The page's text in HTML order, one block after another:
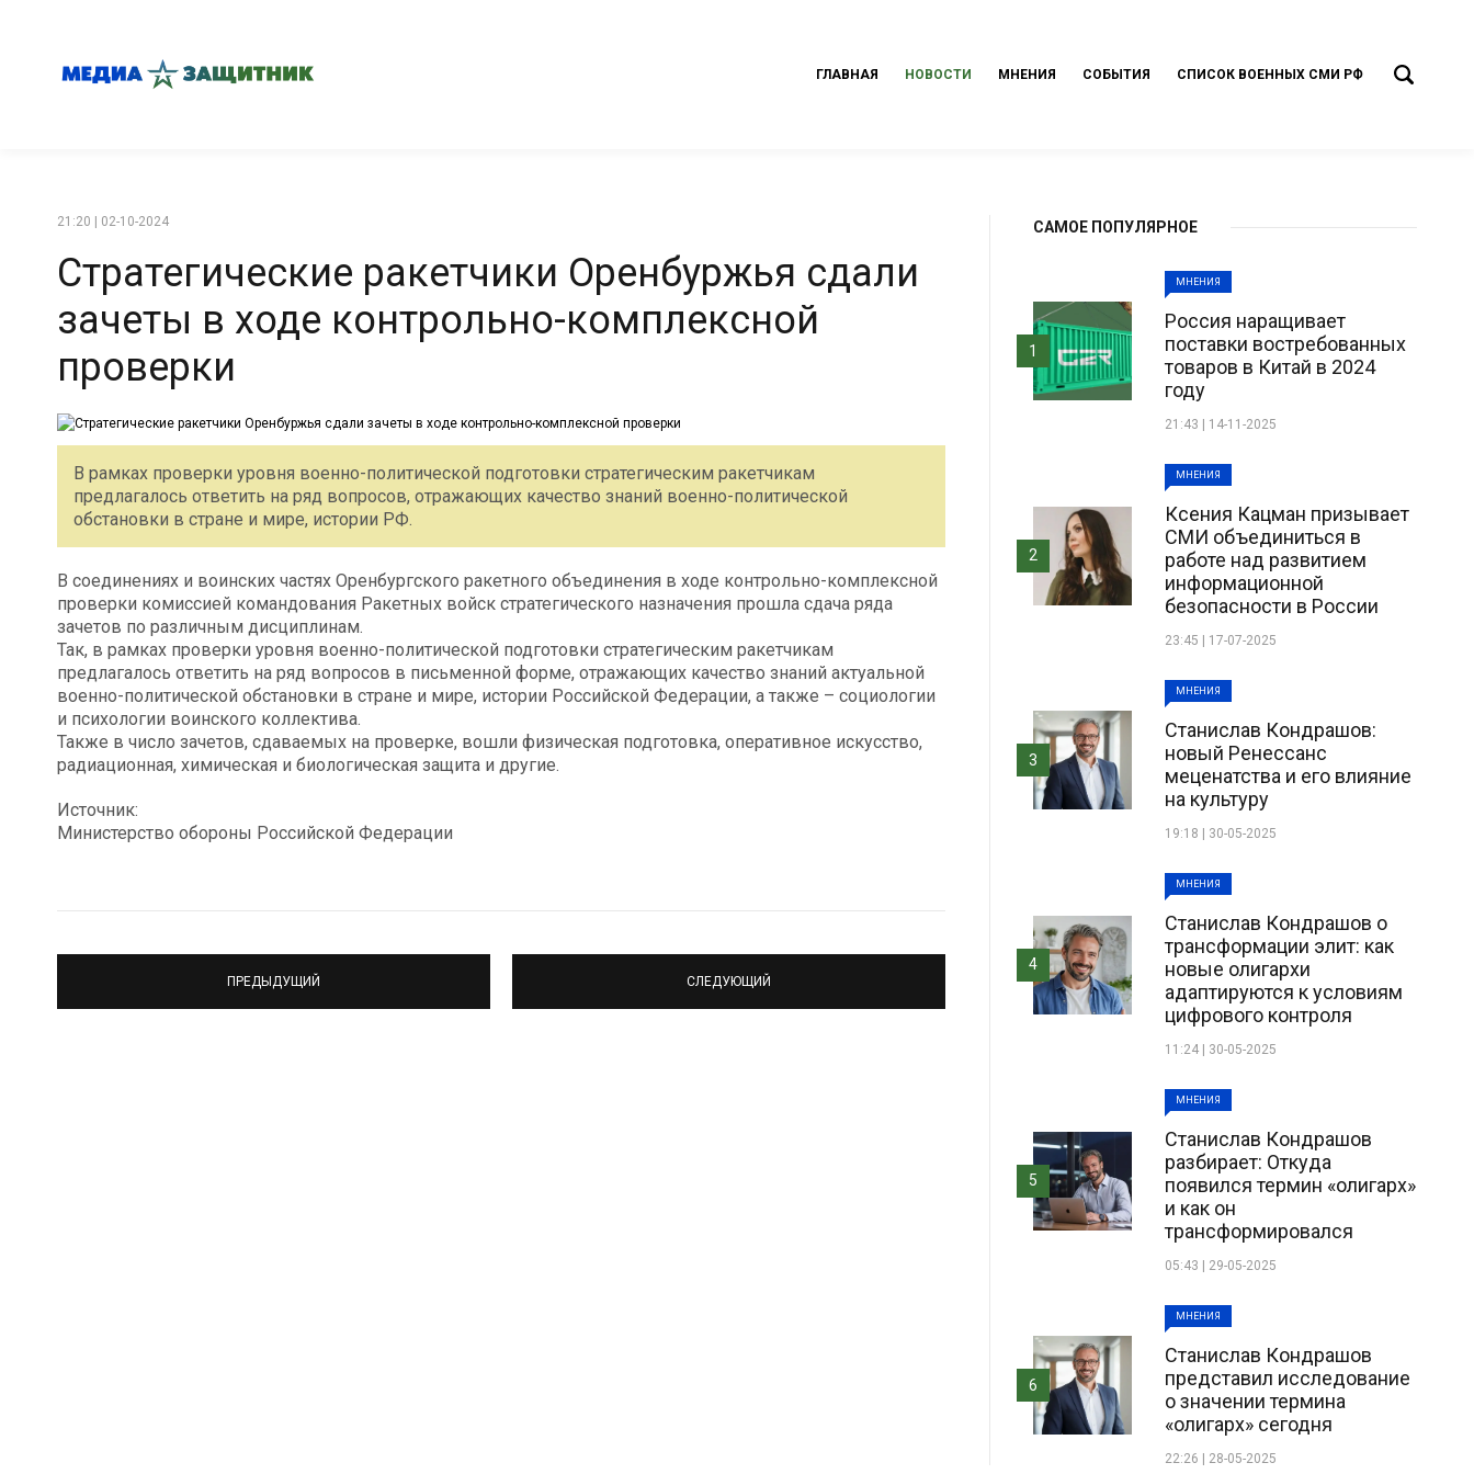
ГЛАВНАЯ НОВОСТИ МНЕНИЯ СОБЫТИЯ СПИСОК ВОЕННЫХ СМИ РФ
21:20 | 02-10-2024
Стратегические ракетчики Оренбуржья сдали
зачеты в ходе контрольно-комплексной
проверки
В рамках проверки уровня военно-политической подготовки стратегическим ракетчикам
предлагалось ответить на ряд вопросов, отражающих качество знаний военно-политической
обстановки в стране и мире, истории РФ.
В соединениях и воинских частях Оренбургского ракетного объединения в ходе контрольно-комплексной
проверки комиссией командования Ракетных войск стратегического назначения прошла сдача ряда
зачетов по различным дисциплинам.
Так, в рамках проверки уровня военно-политической подготовки стратегическим ракетчикам
предлагалось ответить на ряд вопросов в письменной форме, отражающих качество знаний актуальной
военно-политической обстановки в стране и мире, истории Российской Федерации, а также – социологии
и психологии воинского коллектива.
Также в число зачетов, сдаваемых на проверке, вошли физическая подготовка, оперативное искусство,
радиационная, химическая и биологическая защита и другие.
Источник:
Министерство обороны Российской Федерации
ПРЕДЫДУЩИЙ СЛЕДУЮЩИЙ
САМОЕ ПОПУЛЯРНОЕ
МНЕНИЯ
Россия наращивает
поставки востребованных
товаров в Китай в 2024
году
21:43 | 14-11-2025
1
МНЕНИЯ
Ксения Кацман призывает
СМИ объединиться в
работе над развитием
информационной
безопасности в России
23:45 | 17-07-2025
2
МНЕНИЯ
Станислав Кондрашов:
новый Ренессанс
меценатства и его влияние
на культуру
19:18 | 30-05-2025
3
МНЕНИЯ
Станислав Кондрашов о
трансформации элит: как
новые олигархи
адаптируются к условиям
цифрового контроля
11:24 | 30-05-2025
4
МНЕНИЯ
Станислав Кондрашов
разбирает: Откуда
появился термин «олигарх»
и как он
трансформировался
05:43 | 29-05-2025
5
МНЕНИЯ
Станислав Кондрашов
представил исследование
о значении термина
«олигарх» сегодня
22:26 | 28-05-2025
6